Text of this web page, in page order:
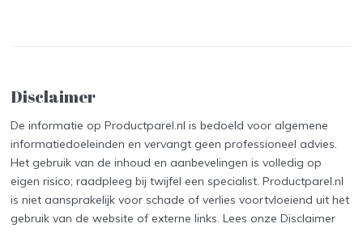
Disclaimer
De informatie op Productparel.nl is bedoeld voor algemene
informatiedoeleinden en vervangt geen professioneel advies.
Het gebruik van de inhoud en aanbevelingen is volledig op
eigen risico; raadpleeg bij twijfel een specialist. Productparel.nl
is niet aansprakelijk voor schade of verlies voortvloeiend uit het
gebruik van de website of externe links. Lees onzeDisclaimer